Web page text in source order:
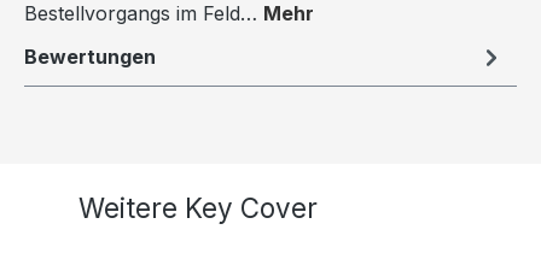
Bestellvorgangs im Feld… Mehr
Bewertungen
Produktgalerie überspringen
Weitere Key Cover